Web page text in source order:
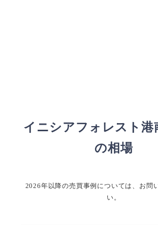
イニシアフォレスト港
の相場
2026年以降の売買事例については、お問
い。